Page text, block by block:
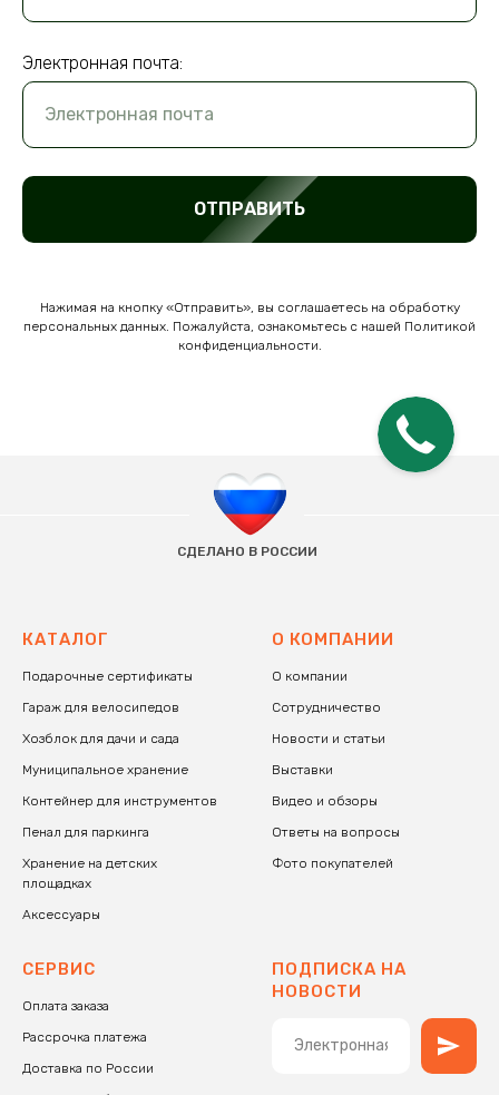
Электронная почта:
Электронная почта
ОТПРАВИТЬ
Нажимая на кнопку «Отправить», вы соглашаетесь на обработку
персональных данных. Пожалуйста, ознакомьтесь с нашей Политикой
конфиденциальности.
СДЕЛАНО В РОССИИ
КАТАЛОГ
Подарочные сертификаты
Гараж для велосипедов
Хозблок для дачи и сада
Муниципальное хранение
Контейнер для инструментов
Пенал для паркинга
Хранение на детских
площадках
Аксессуары
О КОМПАНИИ
О компании
Сотрудничество
Новости и статьи
Выставки
Видео и обзоры
Ответы на вопросы
Фото покупателей
СЕРВИС
Оплата заказа
Рассрочка платежа
Доставка по России
ПОДПИСКА НА
НОВОСТИ